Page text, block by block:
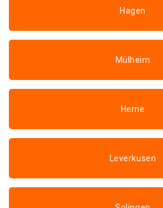
Hagen
Mülheim
Herne
Leverkusen